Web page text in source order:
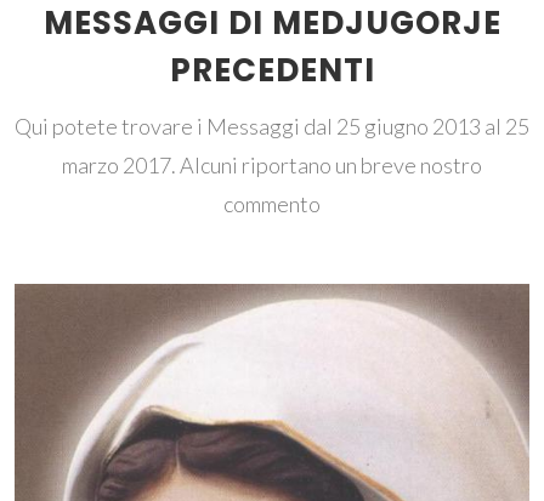
MESSAGGI DI MEDJUGORJE
PRECEDENTI
Qui potete trovare i Messaggi dal 25 giugno 2013 al 25
marzo 2017. Alcuni riportano un breve nostro
commento